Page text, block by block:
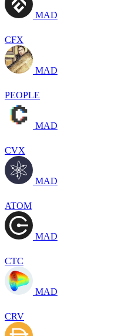
MAD
CFX
MAD
PEOPLE
MAD
CVX
MAD
ATOM
MAD
CTC
MAD
CRV